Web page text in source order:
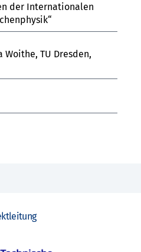
der Internationalen
TU Dresden,